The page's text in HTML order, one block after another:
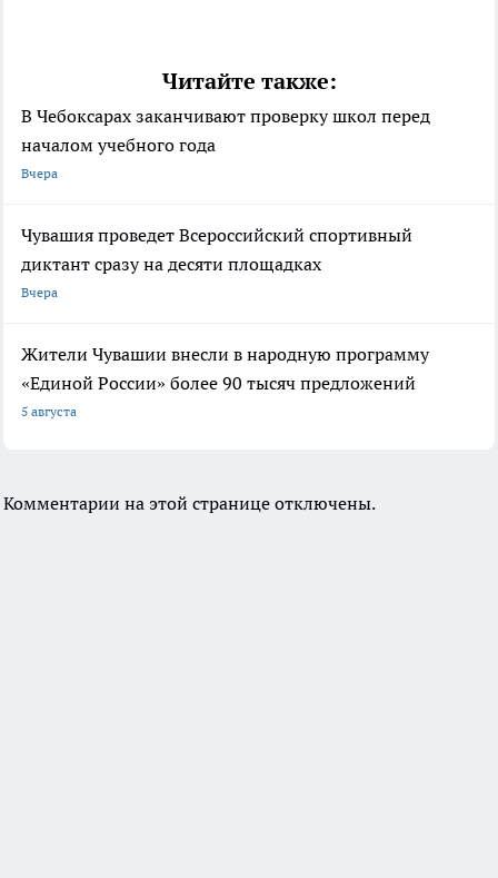
Читайте также:
В Чебоксарах заканчивают проверку школ перед
началом учебного года
Вчера
Чувашия проведет Всероссийский спортивный
диктант сразу на десяти площадках
Вчера
Жители Чувашии внесли в народную программу
«Единой России» более 90 тысяч предложений
5 августа
Комментарии на этой странице отключены.